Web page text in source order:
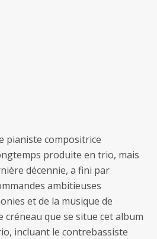
pianiste compositrice
produite en trio, mais
décennie, a fini par
ambitieuses
et de la musique de
créneau que se situe cet album
incluant le contrebassiste